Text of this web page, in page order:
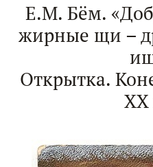
Е.М. Бём.
жирные щи –
Открытка.
XX